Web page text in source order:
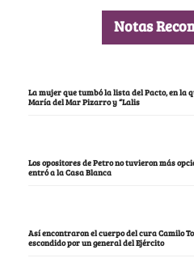
Notas
La mujer que tumbó la lista del Pacto, en la
María del Mar Pizarro y “Lalis
Los opositores de Petro no tuvieron más
entró a la Casa Blanca
Así encontraron el cuerpo del cura Camilo
escondido por un general del Ejército